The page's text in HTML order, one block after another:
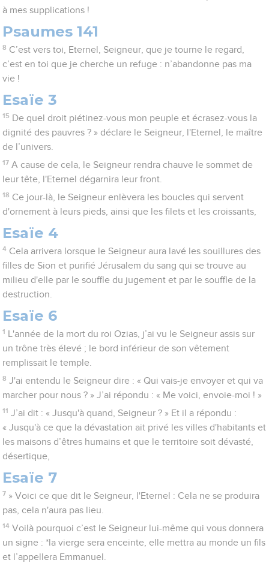
à mes supplications !
Psaumes 141
8 C’est vers toi, Eternel, Seigneur, que je tourne le regard,
c’est en toi que je cherche un refuge : n’abandonne pas ma
vie !
Esaïe 3
15 De quel droit piétinez-vous mon peuple et écrasez-vous la
dignité des pauvres ? » déclare le Seigneur, l'Eternel, le maître
de l’univers.
17 A cause de cela, le Seigneur rendra chauve le sommet de
leur tête, l'Eternel dégarnira leur front.
18 Ce jour-là, le Seigneur enlèvera les boucles qui servent
d'ornement à leurs pieds, ainsi que les filets et les croissants,
Esaïe 4
4 Cela arrivera lorsque le Seigneur aura lavé les souillures des
filles de Sion et purifié Jérusalem du sang qui se trouve au
milieu d'elle par le souffle du jugement et par le souffle de la
destruction.
Esaïe 6
1
L'année de la mort du roi Ozias, j’ai vu le Seigneur assis sur
un trône très élevé ; le bord inférieur de son vêtement
remplissait le temple.
8 J'ai entendu le Seigneur dire : « Qui vais-je envoyer et qui va
marcher pour nous ? » J’ai répondu : « Me voici, envoie-moi ! »
11 J’ai dit : « Jusqu'à quand, Seigneur ? » Et il a répondu :
« Jusqu'à ce que la dévastation ait privé les villes d'habitants et
les maisons d’êtres humains et que le territoire soit dévasté,
désertique,
Esaïe 7
7 » Voici ce que dit le Seigneur, l'Eternel : Cela ne se produira
pas, cela n'aura pas lieu.
14 Voilà pourquoi c’est le Seigneur lui-même qui vous donnera
un signe : *la vierge sera enceinte, elle mettra au monde un fils
et l’appellera Emmanuel.